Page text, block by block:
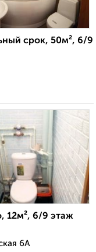
срок, 50м², 6/9
12м², 6/9 этаж
6А